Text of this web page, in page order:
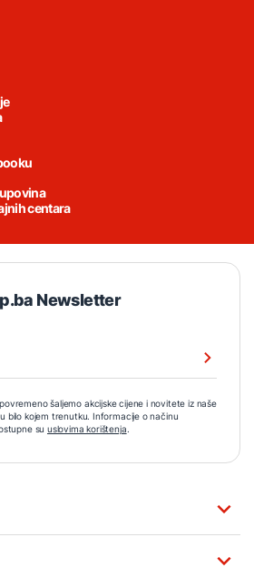
centara
Newsletter
šaljemo akcijske cijene i novitete iz naše
bilo kojem trenutku. Informacije o načinu
su uslovima korištenja.